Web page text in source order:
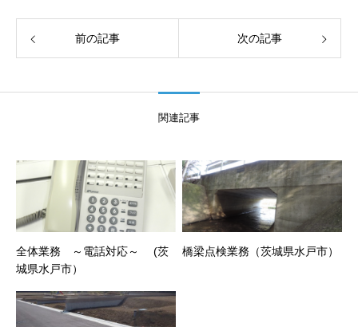
前の記事 次の記事
関連記事
全体業務 ～電話対応～ (茨
城県水戸市）
橋梁点検業務（茨城県水戸市）